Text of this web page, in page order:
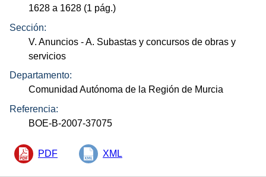
1628 a 1628 (1 pág.)
Sección:
V. Anuncios - A. Subastas y concursos de obras y
servicios
Departamento:
Comunidad Autónoma de la Región de Murcia
Referencia:
BOE-B-2007-37075
PDF XML